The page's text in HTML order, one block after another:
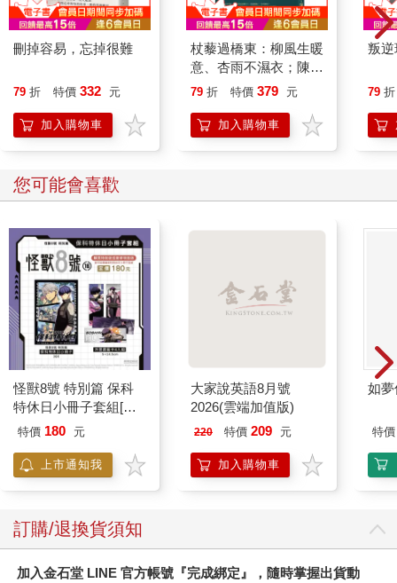
刪掉容易，忘掉很難
79 折 特價 332 元
加入購物車
杖藜過橋東：柳風生暖
意、杏雨不濕衣；陳亮
恭談以心轉境的適齡漫
79 折 特價 379 元
加入購物車
叛逆
79 折
您可能會喜歡
怪獸8號 特別篇 保科
特休日小冊子套組[限
加購]
特價 180 元
上市通知我
大家說英語8月號
2026(雲端加值版)
220 特價 209 元
加入購物車
如
特價
訂購/退換貨須知
加入金石堂 LINE 官方帳號『完成綁定』，隨時掌握出貨動